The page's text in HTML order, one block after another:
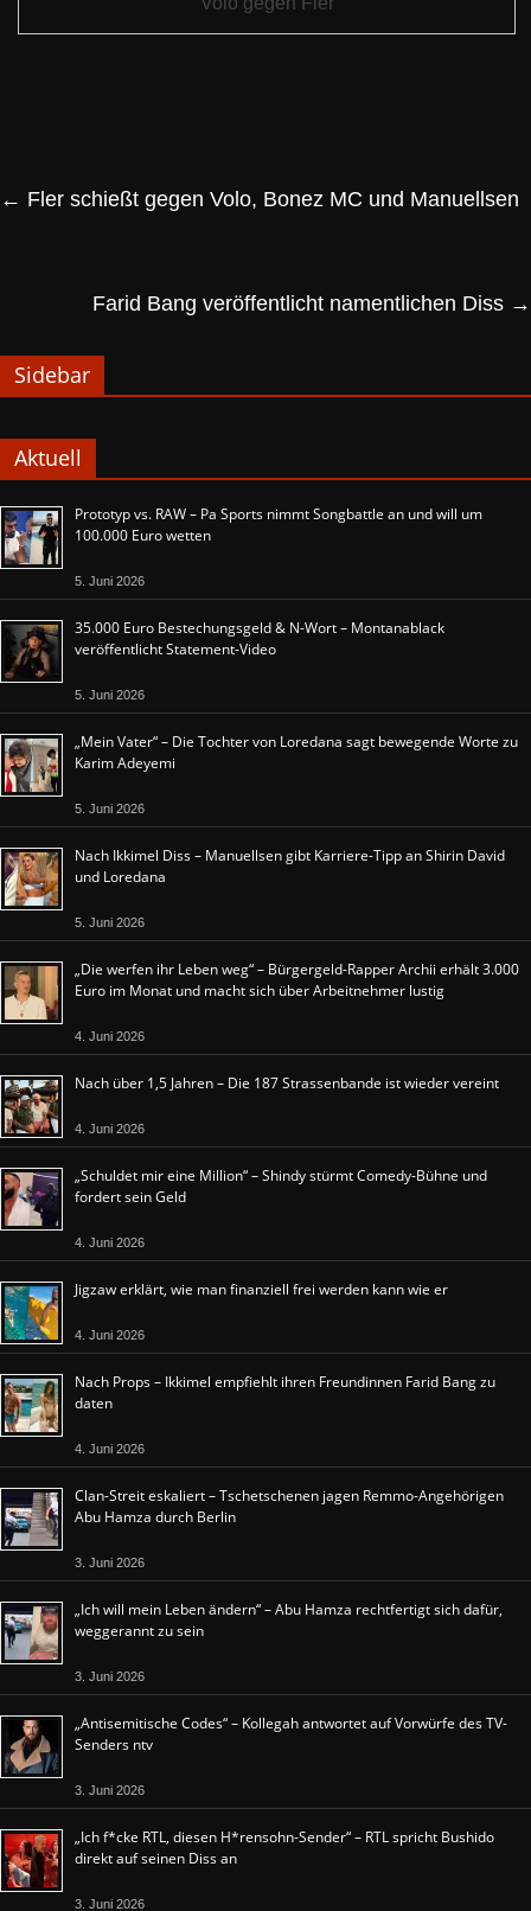
← Fler schießt gegen Volo, Bonez MC und Manuellsen
Farid Bang veröffentlicht namentlichen Diss →
Sidebar
Aktuell
Prototyp vs. RAW – Pa Sports nimmt Songbattle an und will um
100.000 Euro wetten
5. Juni 2026
35.000 Euro Bestechungsgeld & N-Wort – Montanablack
veröffentlicht Statement-Video
5. Juni 2026
„Mein Vater“ – Die Tochter von Loredana sagt bewegende Worte zu
Karim Adeyemi
5. Juni 2026
Nach Ikkimel Diss – Manuellsen gibt Karriere-Tipp an Shirin David
und Loredana
5. Juni 2026
„Die werfen ihr Leben weg“ – Bürgergeld-Rapper Archii erhält 3.000
Euro im Monat und macht sich über Arbeitnehmer lustig
4. Juni 2026
Nach über 1,5 Jahren – Die 187 Strassenbande ist wieder vereint
4. Juni 2026
„Schuldet mir eine Million“ – Shindy stürmt Comedy-Bühne und
fordert sein Geld
4. Juni 2026
Jigzaw erklärt, wie man finanziell frei werden kann wie er
4. Juni 2026
Nach Props – Ikkimel empfiehlt ihren Freundinnen Farid Bang zu
daten
4. Juni 2026
Clan-Streit eskaliert – Tschetschenen jagen Remmo-Angehörigen
Abu Hamza durch Berlin
3. Juni 2026
„Ich will mein Leben ändern“ – Abu Hamza rechtfertigt sich dafür,
weggerannt zu sein
3. Juni 2026
„Antisemitische Codes“ – Kollegah antwortet auf Vorwürfe des TV-
Senders ntv
3. Juni 2026
„Ich f*cke RTL, diesen H*rensohn-Sender“ – RTL spricht Bushido
direkt auf seinen Diss an
3. Juni 2026